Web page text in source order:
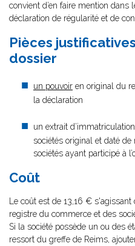
convient d’en faire mention dans
déclaration de régularité et de
Pièces
dossier
un pouvoir en original du
la déclaration
un extrait
sociétés original et daté
sociétés ayant participé à
Coût
Le coût est de 13,16 €
registre du commerce et des
Si la société possède un ou des
ressort du greffe de Reims,